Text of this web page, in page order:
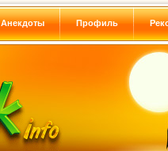
Анекдоты Профиль